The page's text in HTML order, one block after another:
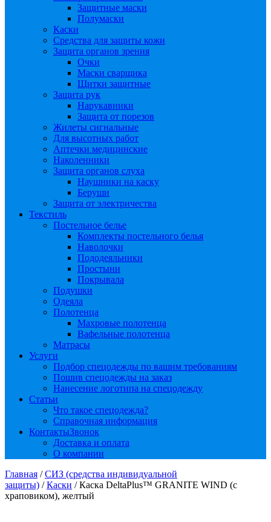
Защитные маски
Полумаски
Каски
Средства для защиты кожи
Защита органов зрения
Очки
Маски сварщика
Щитки защитные
Защита рук
Нарукавники
Защита от порезов
Жилеты сигнальные
Для высотных работ
Аптечки медицинские
Наколенники
Защита органов слуха
Наушники на каску
Беруши
Защита от электричества
Текстиль
Постельное белье
Комплекты постельного белья
Наволочки
Пододеяльники
Простыни
Покрывала
Подушки
Одеяла
Полотенца
Махровые полотенца
Вафельные полотенца
Матрасы
Услуги
Подбор спецодежды по вашим требованиям
Пошив спецодежды на заказ
Нанесение логотипа на спецодежду
Статьи
Что такое спецодежда?
Справочная информация
КонтактыЗвонок
Доставка и оплата
О компании
Главная /СИЗ (средства индивидуальной
защиты) /Каски / Каска DeltaPlus™ GRANITE WIND (с
храповиком), желтый